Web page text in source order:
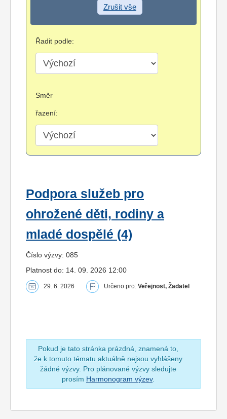
Zrušit vše
Řadit podle:
Směr
řazení:
Podpora služeb pro
ohrožené děti, rodiny a
mladé dospělé (4)
Číslo výzvy: 085
Platnost do: 14. 09. 2026 12:00
29. 6. 2026 Určeno pro: Veřejnost, Žadatel
Pokud je tato stránka prázdná, znamená to,
že k tomuto tématu aktuálně nejsou vyhlášeny
žádné výzvy. Pro plánované výzvy sledujte
prosím Harmonogram výzev.